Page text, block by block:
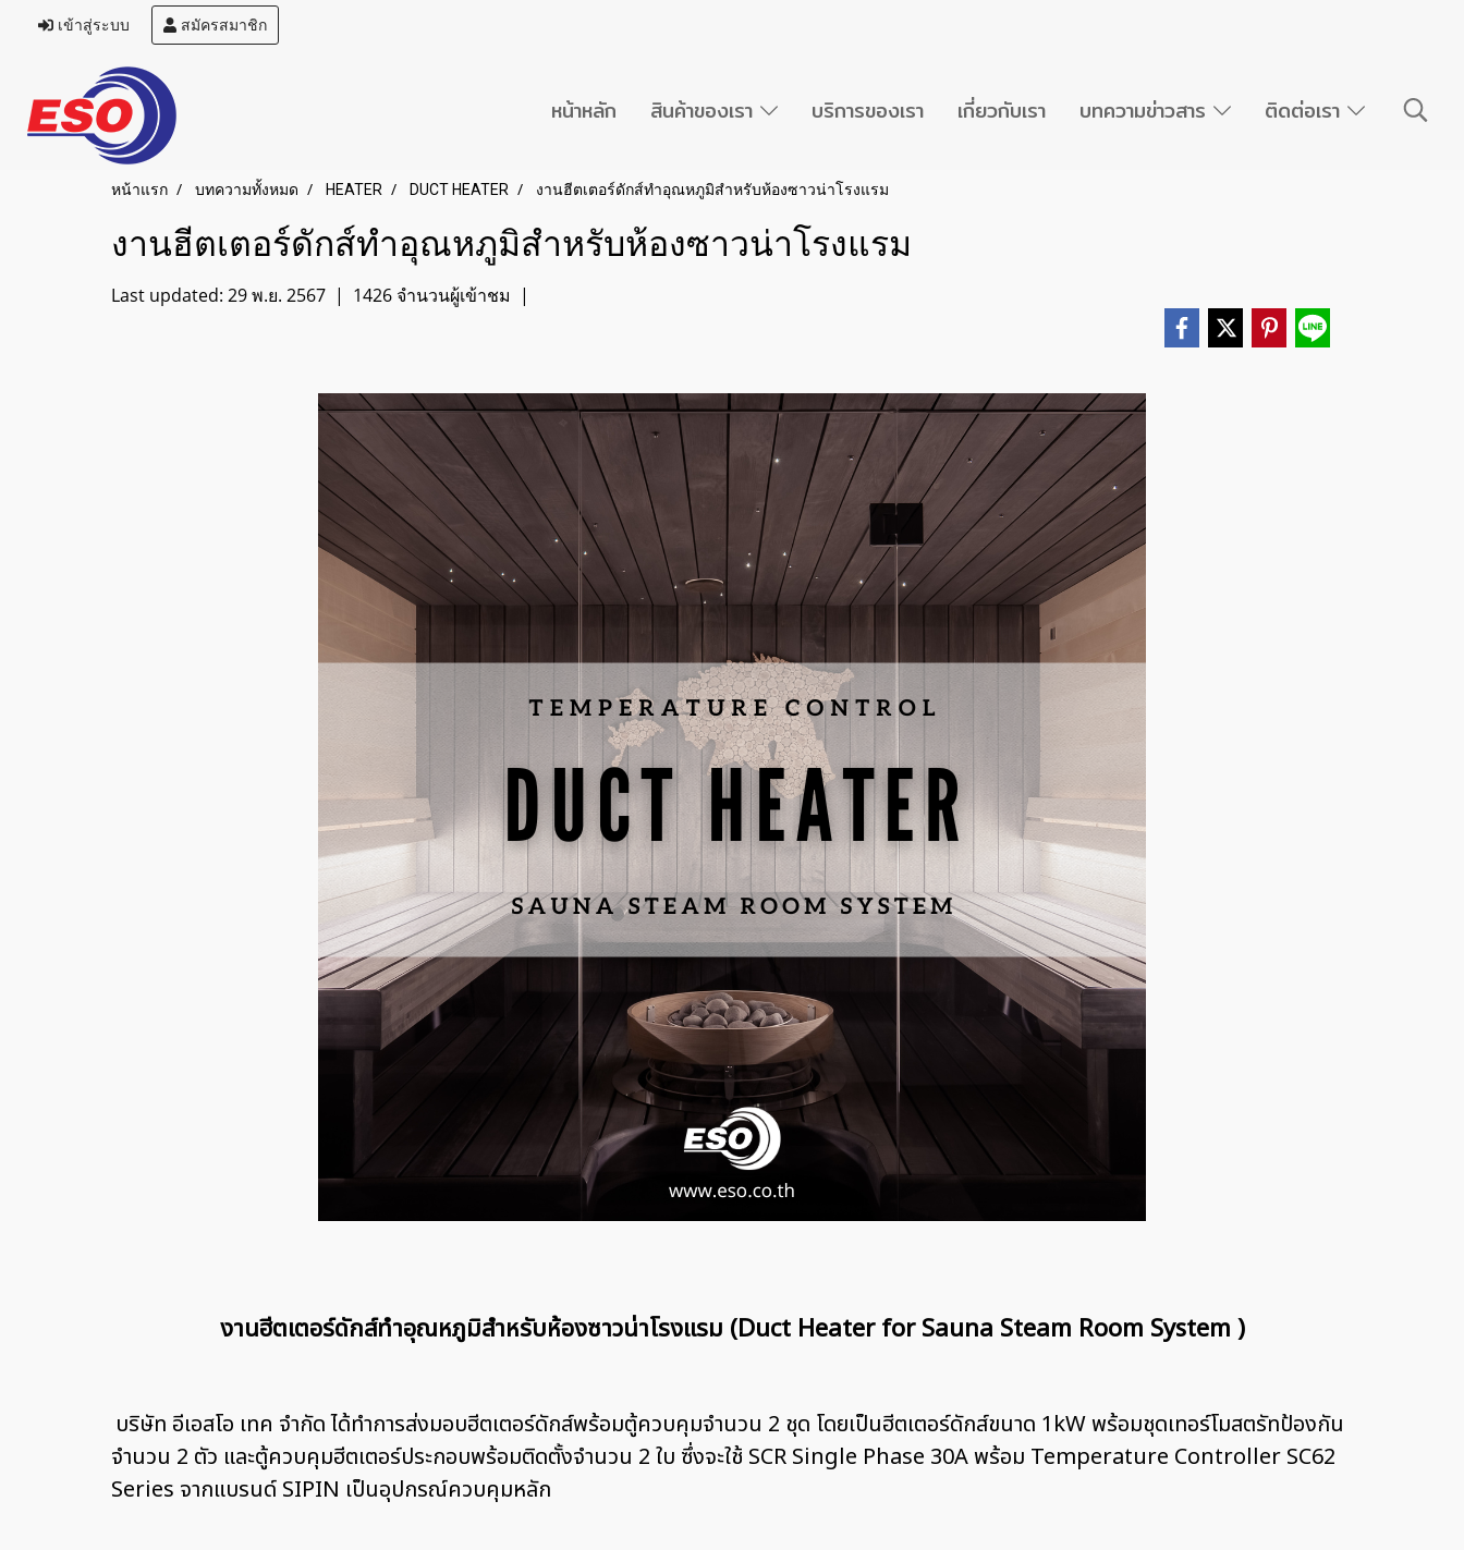
เข้าสู่ระบบ สมัครสมาชิก
หน้าหลัก สินค้าของเรา บริการของเรา เกี่ยวกับเรา บทความข่าวสาร ติดต่อเรา
หน้าแรก บทความทั้งหมด HEATER DUCT HEATER งานฮีตเตอร์ดักส์ทำอุณหภูมิสำหรับห้องซาวน่าโรงแรม
งานฮีตเตอร์ดักส์ทำอุณหภูมิสำหรับห้องซาวน่าโรงแรม
Last updated: 29 พ.ย. 2567 | 1426 จำนวนผู้เข้าชม |
งานฮีตเตอร์ดักส์ทำอุณหภูมิสำหรับห้องซาวน่าโรงแรม (Duct Heater for Sauna Steam Room System )
บริษัท อีเอสโอ เทค จำกัด ได้ทำการส่งมอบฮีตเตอร์ดักส์พร้อมตู้ควบคุมจำนวน 2 ชุด โดยเป็นฮีตเตอร์ดักส์ขนาด 1kW พร้อมชุดเทอร์โมสตรัทป้องกัน
จำนวน 2 ตัว และตู้ควบคุมฮีตเตอร์ประกอบพร้อมติดตั้งจำนวน 2 ใบ ซึ่งจะใช้ SCR Single Phase 30A พร้อม Temperature Controller SC62
Series จากแบรนด์ SIPIN เป็นอุปกรณ์ควบคุมหลัก